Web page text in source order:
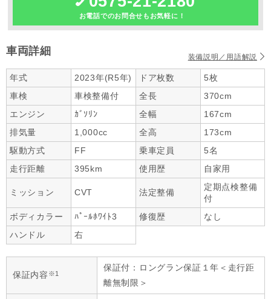
お電話でのお問合せもお気軽に！
車両詳細 装備説明／用語解説
年式 2023年(R5年) ドア枚数
5枚
車検
車検整備付 全長
370cm
エンジン
ｶﾞｿﾘﾝ 全幅
167cm
排気量
1,000cc 全高
173cm
駆動方式
FF 乗車定員
5名
走行距離
395km 使用歴 自家用
ミッション CVT 法定整備
定期点検整備
付
ボディカラー
ﾊﾟｰﾙﾎﾜｲﾄ3 修復歴
なし
ハンドル
右
保証内容 ※1
保証付：ロングラン保証１年＜走行距
離無制限＞